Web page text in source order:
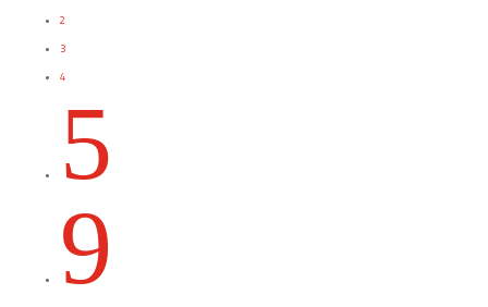
2
3
4
5
9